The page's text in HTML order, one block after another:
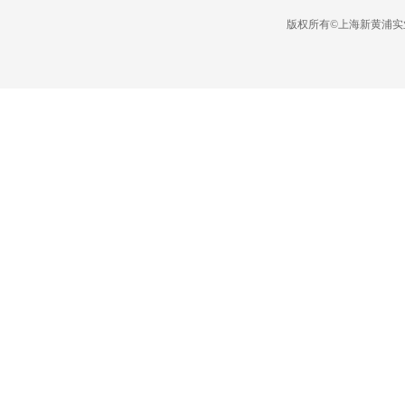
版权所有©上海新黄浦